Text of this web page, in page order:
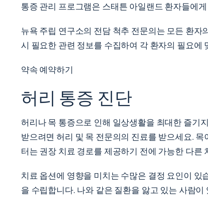
통증 관리 프로그램은 스태튼 아일랜드 환자들에
뉴욕 주립 연구소의 전담 척추 전문의는 모든 환
시 필요한 관련 정보를 수집하여 각 환자의 필요
약속 예약하기
허리 통증 진단
허리나 목 통증으로 인해 일상생활을 최대한 즐기
받으려면 허리 및 목 전문의의 진료를 받으세요.
터는 권장 치료 경로를 제공하기 전에 가능한 다른
치료 옵션에 영향을 미치는 수많은 결정 요인이
을 수립합니다. 나와 같은 질환을 앓고 있는 사람